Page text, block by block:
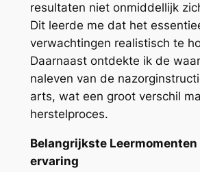
resultaten niet onmiddellijk
Dit leerde me dat het
verwachtingen realistisch te
Daarnaast ontdekte ik de
naleven van de
arts, wat een groot verschil
herstelproces.
Belangrijkste Leermomenten
ervaring